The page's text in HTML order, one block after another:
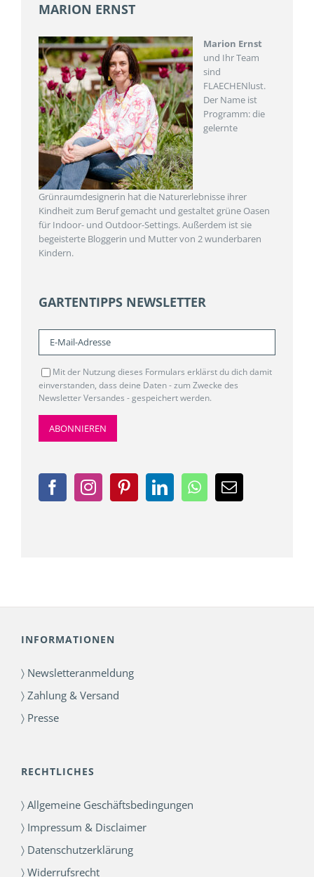
MARION ERNST
Marion Ernst
und Ihr Team
sind
FLAECHENlust.
Der Name ist
Programm: die
gelernte
Grünraumdesignerin hat die Naturerlebnisse ihrer
Kindheit zum Beruf gemacht und gestaltet grüne Oasen
für Indoor- und Outdoor-Settings. Außerdem ist sie
begeisterte Bloggerin und Mutter von 2 wunderbaren
Kindern.
GARTENTIPPS NEWSLETTER
Mit der Nutzung dieses Formulars erklärst du dich damit
einverstanden, dass deine Daten - zum Zwecke des
Newsletter Versandes - gespeichert werden.
INFORMATIONEN
〉 Newsletteranmeldung
〉 Zahlung & Versand
〉 Presse
RECHTLICHES
〉 Allgemeine Geschäftsbedingungen
〉 Impressum & Disclaimer
〉 Datenschutzerklärung
〉 Widerrufsrecht